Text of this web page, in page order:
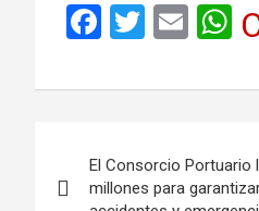
F
ce
o
o
T
tt
E
ail
A
p
de
El Consorcio Portuario
millones para